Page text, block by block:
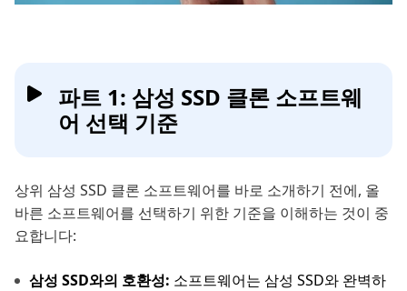
파트 1: 삼성 SSD 클론 소프트웨
어 선택 기준
상위 삼성 SSD 클론 소프트웨어를 바로 소개하기 전에, 올
바른 소프트웨어를 선택하기 위한 기준을 이해하는 것이 중
요합니다:
삼성 SSD와의 호환성: 소프트웨어는 삼성 SSD와 완벽하